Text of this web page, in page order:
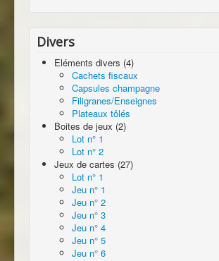
Divers
Eléments divers (4)
Cachets fiscaux
Capsules champagne
Filigranes/Enseignes
Plateaux tôlés
Boites de jeux (2)
Lot n° 1
Lot n° 2
Jeux de cartes (27)
Lot n° 1
Jeu n° 1
Jeu n° 2
Jeu n° 3
Jeu n° 4
Jeu n° 5
Jeu n° 6